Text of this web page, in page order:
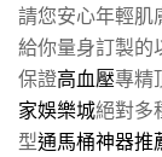
請您安心年輕肌
給你量身訂製的
保證高血壓專精
家娛樂城絕對多
型通馬桶神器推